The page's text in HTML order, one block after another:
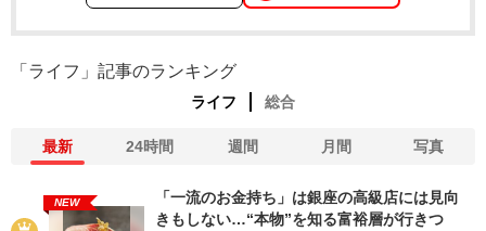
「ライフ」記事のランキング
ライフ 総合
最新 24時間 週間 月間 写真
NEW
「一流のお金持ち」は銀座の高級店には見向
きもしない…“本物”を知る富裕層が行きつ